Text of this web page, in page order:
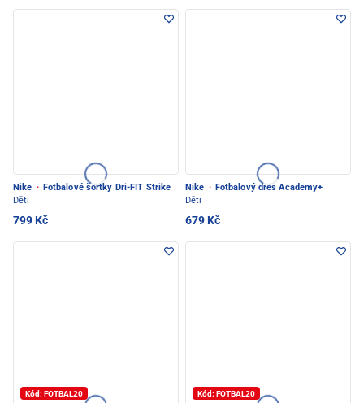
Nike · Fotbalové šortky Dri-FIT Strike
Děti
799 Kč
Nike · Fotbalový dres Academy+
Děti
679 Kč
Kód: FOTBAL20 Kód: FOTBAL20